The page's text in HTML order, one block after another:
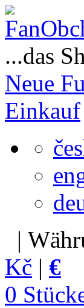
...das
Neue
Einkauf
|
Kč | €
0